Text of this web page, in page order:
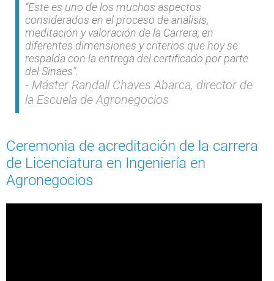
“Este es uno de los muchos aspectos
considerados en el proceso de análisis,
meditación y valoración de la Carrera, en
diferentes dimensiones y criterios que hoy se
respalda con la entrega del certificado por parte
del Sinaes”.
Máster Randall Chaves Abarca, director de
la Escuela de Agronegocios
Ceremonia de acreditación de la carrera
de Licenciatura en Ingeniería en
Agronegocios